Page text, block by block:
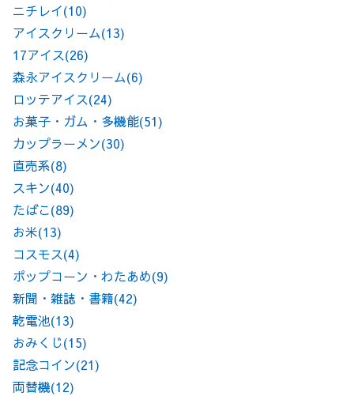
ニチレイ(10)
アイスクリーム(13)
17アイス(26)
森永アイスクリーム(6)
ロッテアイス(24)
お菓子・ガム・多機能(51)
カップラーメン(30)
直売系(8)
スキン(40)
たばこ(89)
お米(13)
コスモス(4)
ポップコーン・わたあめ(9)
新聞・雑誌・書籍(42)
乾電池(13)
おみくじ(15)
記念コイン(21)
両替機(12)